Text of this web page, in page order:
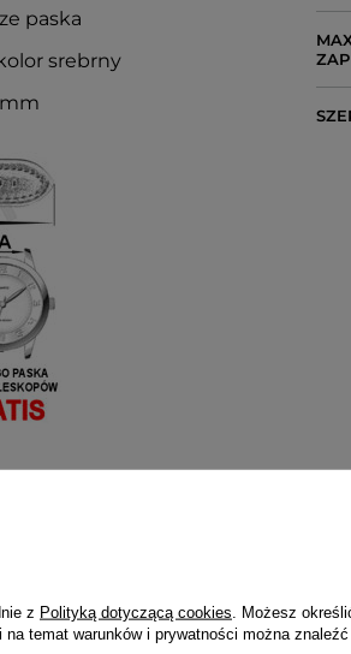
paska
srebrny
mm
SWOJĄ OPINIĘ
z Polityką dotyczącą cookies . Możesz
temat warunków i prywatności można